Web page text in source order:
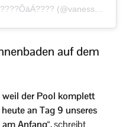
auf dem
weil der Pool komplett
an Tag 9 unseres
Anfang“,schreibt